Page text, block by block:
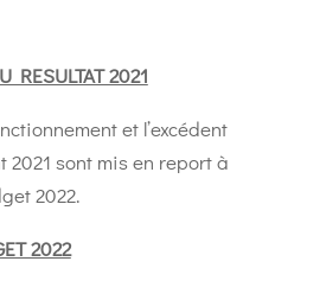
RESULTAT 2021
et l’excédent
2021 sont mis en report à
2022.
2022